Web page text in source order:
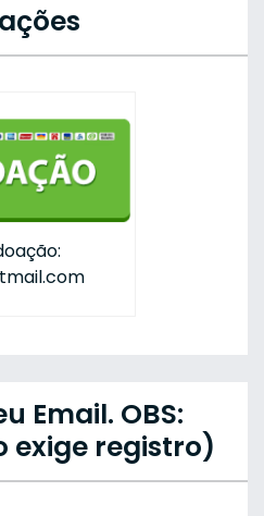
Email. OBS:
exige registro)